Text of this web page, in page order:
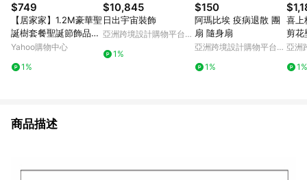
$749
【居家家】1.2M豪華聖
誕樹套餐聖誕節飾品耶
誕節裝飾品大型家用商
Yahoo購物中心
1%
$10,845
日出宇宙裝飾
亞洲跨境設計購物平台
1%
$150
阿瑪比埃 疫病退散 團
扇 隨身扇
亞洲跨境設計購物平台
1%
喜
剪花
亞洲
1%
商品描述